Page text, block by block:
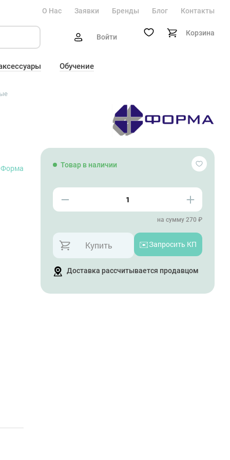
О Нас Заявки Бренды Блог Контакты
Войти Корзина
Обучение
Форма Товар в наличии
на сумму 270 ₽
Купить ✉️Запросить КП
Доставка рассчитывается продавцом